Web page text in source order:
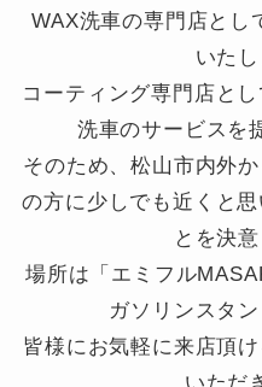
WAX洗車の専門店とし
いたし
コーティング専門店と
洗車のサービスを
そのため、松山市内外
の方に少しでも近くと
とを決
場所は「エミフル
ガソリンスタ
皆様にお気軽に来店頂